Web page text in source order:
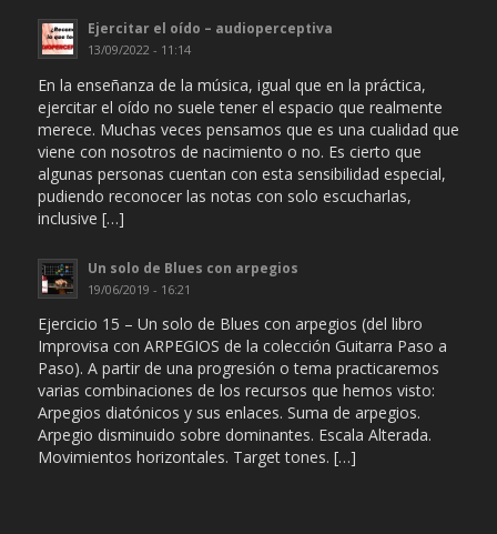
Ejercitar el oído – audioperceptiva
13/09/2022 - 11:14
En la enseñanza de la música, igual que en la práctica,
ejercitar el oído no suele tener el espacio que realmente
merece. Muchas veces pensamos que es una cualidad que
viene con nosotros de nacimiento o no. Es cierto que
algunas personas cuentan con esta sensibilidad especial,
pudiendo reconocer las notas con solo escucharlas,
inclusive […]
Un solo de Blues con arpegios
19/06/2019 - 16:21
Ejercicio 15 – Un solo de Blues con arpegios (del libro
Improvisa con ARPEGIOS de la colección Guitarra Paso a
Paso). A partir de una progresión o tema practicaremos
varias combinaciones de los recursos que hemos visto:
Arpegios diatónicos y sus enlaces. Suma de arpegios.
Arpegio disminuido sobre dominantes. Escala Alterada.
Movimientos horizontales. Target tones. […]